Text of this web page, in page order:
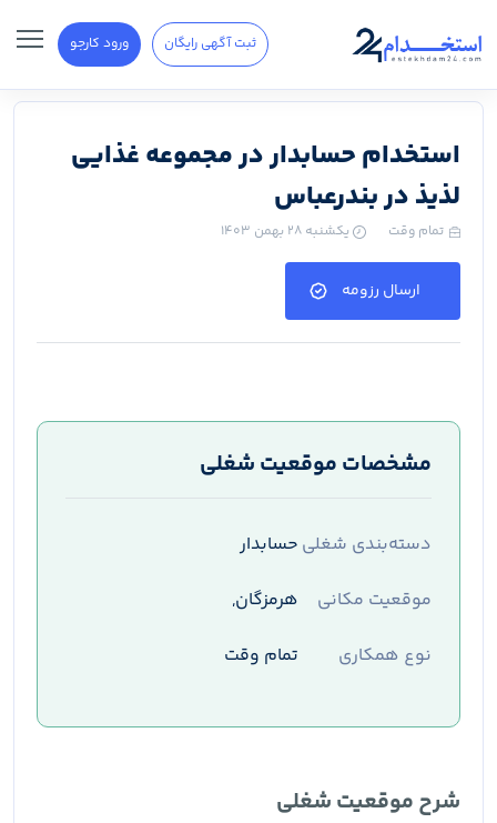
ثبت آگهی رایگان ورود کارجو
استخدام حسابدار در مجموعه غذایی
لذیذ در بندرعباس
تمام وقت یکشنبه ۲۸ بهمن ۱۴۰۳
ارسال رزومه
مشخصات موقعیت شغلی
دسته‌بندی شغلی حسابدار
موقعیت مکانی
هرمزگان,
نوع همکاری
تمام وقت
شرح موقعیت شغلی